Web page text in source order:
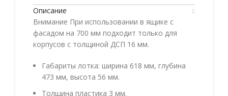
Описание
Внимание При использовании в ящике с
фасадом на 700 мм подходит только для
корпусов с толщиной ДСП 16 мм.
Габариты лотка: ширина 618 мм, глубина
473 мм, высота 56 мм.
Толщина пластика 3 мм.